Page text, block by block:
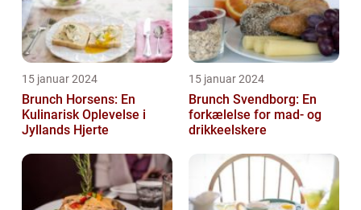
15 januar 2024
Brunch Horsens: En
Kulinarisk Oplevelse i
Jyllands Hjerte
15 januar 2024
Brunch Svendborg: En
forkælelse for mad- og
drikkeelskere